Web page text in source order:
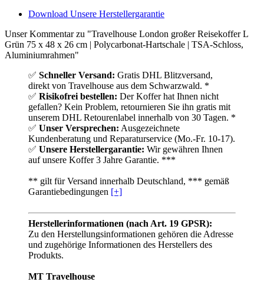
Download Unsere Herstellergarantie
Unser Kommentar zu "Travelhouse London großer Reisekoffer L
Grün 75 x 48 x 26 cm | Polycarbonat-Hartschale | TSA-Schloss,
Aluminiumrahmen"
✅ Schneller Versand: Gratis DHL Blitzversand,
direkt von Travelhouse aus dem Schwarzwald. *
✅ Risikofrei bestellen: Der Koffer hat Ihnen nicht
gefallen? Kein Problem, retournieren Sie ihn gratis mit
unserem DHL Retourenlabel innerhalb von 30 Tagen. *
✅ Unser Versprechen: Ausgezeichnete
Kundenberatung und Reparaturservice (Mo.-Fr. 10-17).
✅ Unsere Herstellergarantie: Wir gewähren Ihnen
auf unsere Koffer 3 Jahre Garantie. ***
** gilt für Versand innerhalb Deutschland, *** gemäß
Garantiebedingungen [+]
Herstellerinformationen (nach Art. 19 GPSR):
Zu den Herstellungsinformationen gehören die Adresse
und zugehörige Informationen des Herstellers des
Produkts.
MT Travelhouse